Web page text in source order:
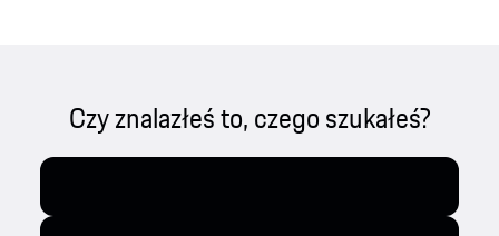
Czy znalazłeś to, czego szukałeś?